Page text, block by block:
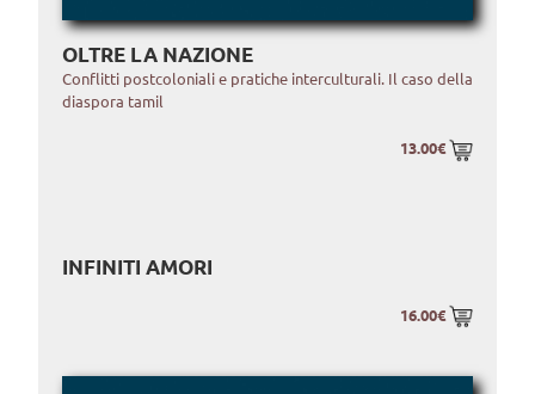
OLTRE LA NAZIONE
Conflitti postcoloniali e pratiche interculturali. Il caso della
diaspora tamil
13.00€
INFINITI AMORI
16.00€